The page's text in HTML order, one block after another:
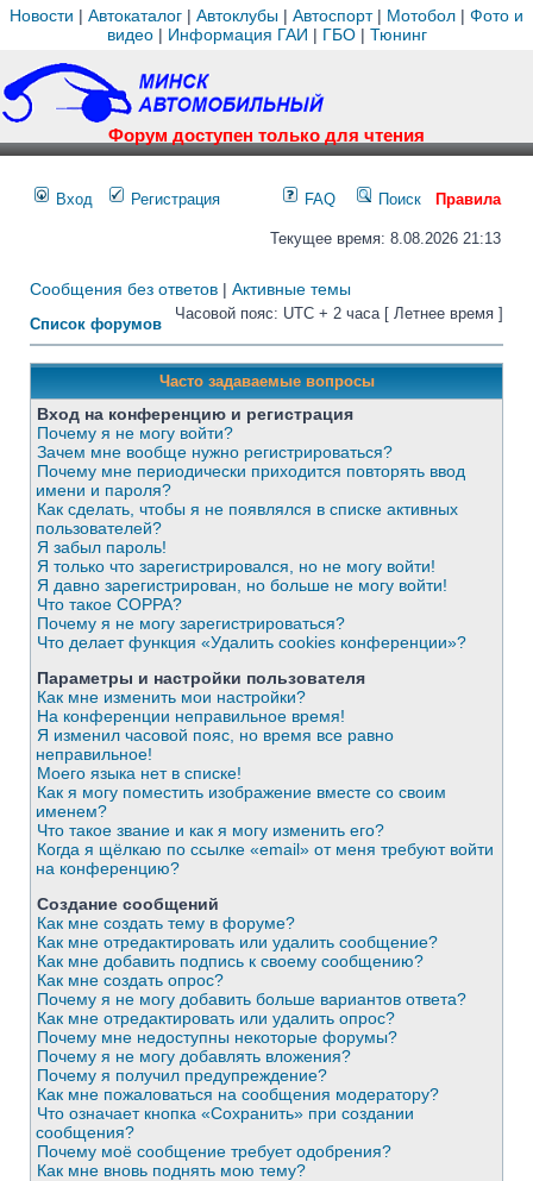
Новости | Автокаталог | Автоклубы | Автоспорт| Мотобол | Фото и
видео| Информация ГАИ | ГБО| Тюнинг
Форум доступен только для чтения
Вход Регистрация FAQ Поиск Правила
Текущее время: 8.08.2026 21:13
Сообщения без ответов | Активные темы
Список форумов
Часовой пояс: UTC + 2 часа [ Летнее время ]
Часто задаваемые вопросы
Вход на конференцию и регистрация
Почему я не могу войти?
Зачем мне вообще нужно регистрироваться?
Почему мне периодически приходится повторять ввод
имени и пароля?
Как сделать, чтобы я не появлялся в списке активных
пользователей?
Я забыл пароль!
Я только что зарегистрировался, но не могу войти!
Я давно зарегистрирован, но больше не могу войти!
Что такое COPPA?
Почему я не могу зарегистрироваться?
Что делает функция «Удалить cookies конференции»?
Параметры и настройки пользователя
Как мне изменить мои настройки?
На конференции неправильное время!
Я изменил часовой пояс, но время все равно
неправильное!
Моего языка нет в списке!
Как я могу поместить изображение вместе со своим
именем?
Что такое звание и как я могу изменить его?
Когда я щёлкаю по ссылке «email» от меня требуют войти
на конференцию?
Создание сообщений
Как мне создать тему в форуме?
Как мне отредактировать или удалить сообщение?
Как мне добавить подпись к своему сообщению?
Как мне создать опрос?
Почему я не могу добавить больше вариантов ответа?
Как мне отредактировать или удалить опрос?
Почему мне недоступны некоторые форумы?
Почему я не могу добавлять вложения?
Почему я получил предупреждение?
Как мне пожаловаться на сообщения модератору?
Что означает кнопка «Сохранить» при создании
сообщения?
Почему моё сообщение требует одобрения?
Как мне вновь поднять мою тему?